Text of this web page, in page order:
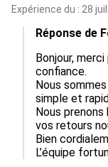
Expérience du : 28
Réponse de
Bonjour,
confiance.
Nous
simple et
Nous
vos retours
Bien
L’équipe